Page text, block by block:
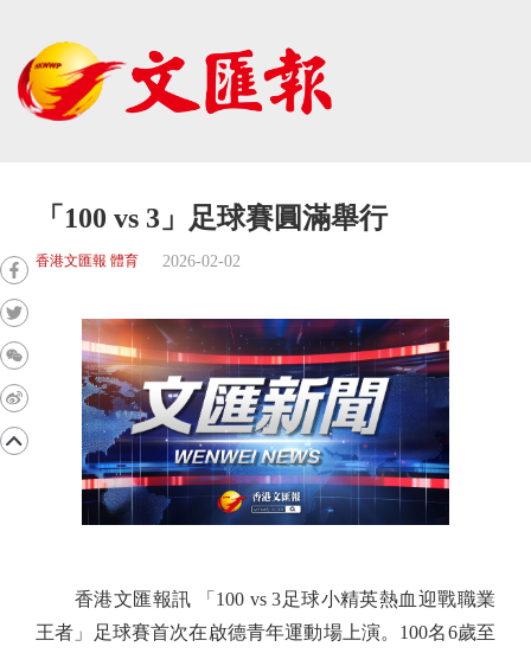
「100 vs 3」足球賽圓滿舉行
香港文匯報 體育 2026-02-02
香港文匯報訊 「100 vs 3足球小精英熱血迎戰職業
王者」足球賽首次在啟德青年運動場上演。100名6歲至